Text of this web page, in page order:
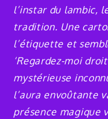
l’instar du lambic,
tradition. Une
l’étiquette et
‘Regardez-moi
mystérieuse
l’aura envoûtante
présence magique